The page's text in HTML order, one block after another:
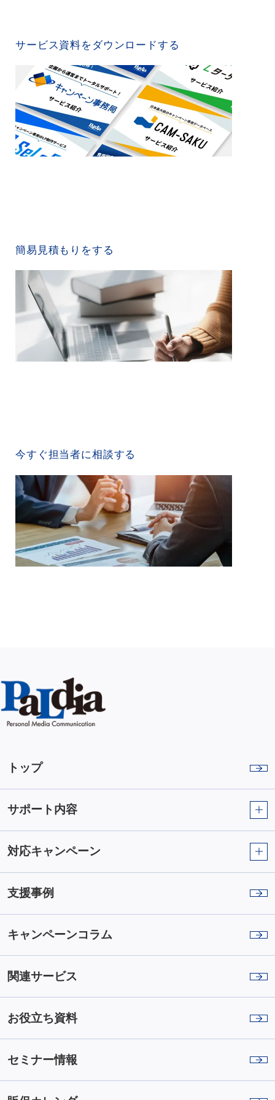
サービス資料をダウンロードする
簡易見積もりをする
今すぐ担当者に相談する
トップ
サポート内容
対応キャンペーン
支援事例
キャンペーンコラム
関連サービス
お役立ち資料
セミナー情報